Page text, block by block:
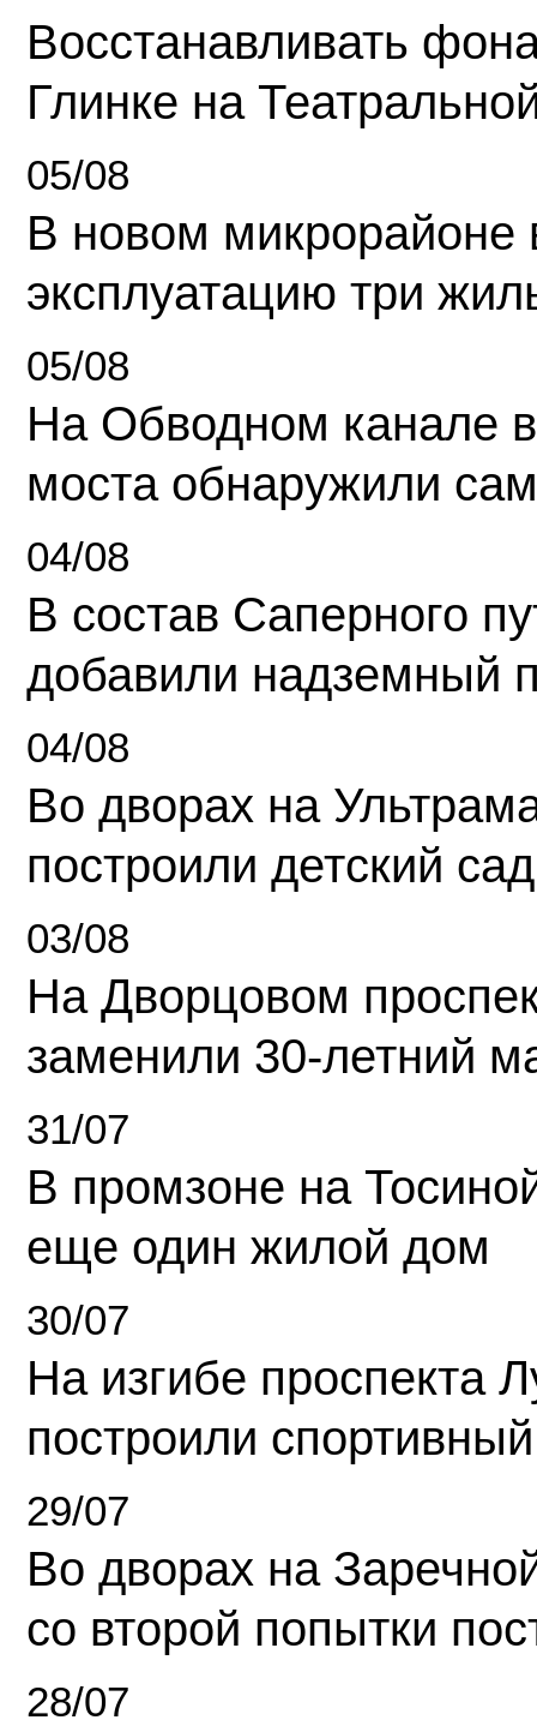
Восстанавливать
Глинке на
05/08
В новом микрорайоне
эксплуатацию три
05/08
На Обводном канале
моста обнаружили
04/08
В состав Саперного
добавили надземный
04/08
Во дворах на
построили детский сад
03/08
На Дворцовом
заменили 30-летний
31/07
В промзоне на
еще один жилой дом
30/07
На изгибе проспекта
построили
29/07
Во дворах на
со второй попытки
28/07